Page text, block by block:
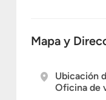
Mapa y
Ubicación
Oficina de